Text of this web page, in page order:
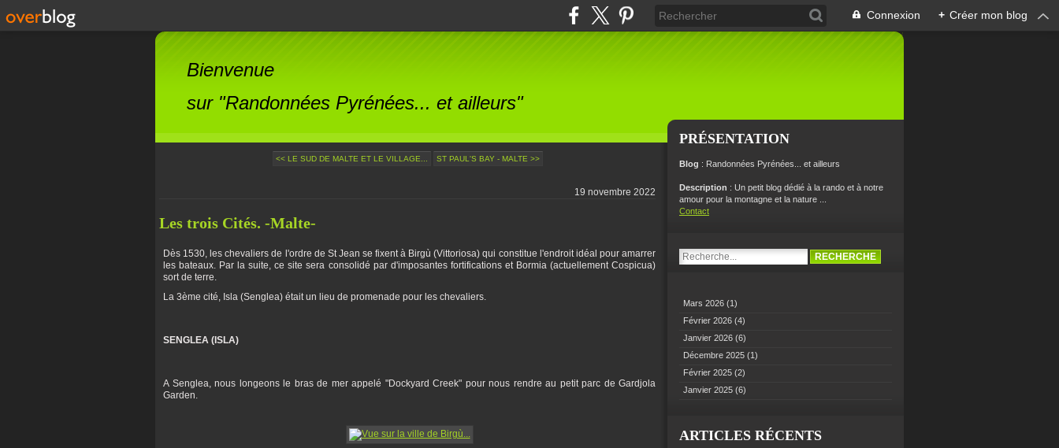
Connexion + Créer mon blog
Bienvenue
sur "Randonnées Pyrénées... et ailleurs"
<< LE SUD DE MALTE ET LE VILLAGE... ST PAUL'S BAY - MALTE >>
19 novembre 2022
Les trois Cités. -Malte-
Dès 1530, les chevaliers de l'ordre de St Jean se fixent à Birgù (Vittoriosa) qui constitue l'endroit idéal pour amarrer
les bateaux. Par la suite, ce site sera consolidé par d'imposantes fortifications et Bormia (actuellement Cospicua)
sort de terre.
La 3ème cité, Isla (Senglea) était un lieu de promenade pour les chevaliers.
SENGLEA (ISLA)
A Senglea, nous longeons le bras de mer appelé "Dockyard Creek" pour nous rendre au petit parc de Gardjola
Garden.
PRÉSENTATION
Blog : Randonnées Pyrénées... et ailleurs
Description : Un petit blog dédié à la rando et à notre
amour pour la montagne et la nature ...
Contact
Mars 2026 (1)
Février 2026 (4)
Janvier 2026 (6)
Décembre 2025 (1)
Février 2025 (2)
Janvier 2025 (6)
ARTICLES RÉCENTS